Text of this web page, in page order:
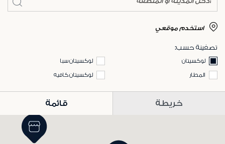
استخدم موقعي
تصفينة حسب:
لوكسيتان لوكسيتان سبا
المطار لوكسيتان كافيه
خريطة قائمة